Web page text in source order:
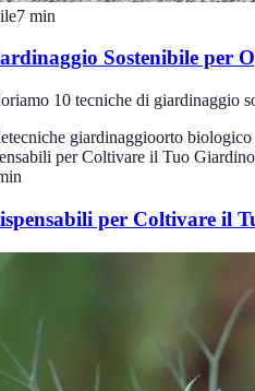
7 min
Sostenibile per
10 tecniche di giardinaggio
tecniche giardinaggioorto biologico
per Coltivare il